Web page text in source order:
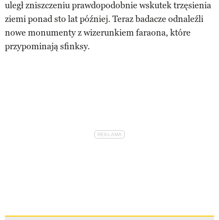
uległ zniszczeniu prawdopodobnie wskutek trzęsienia
ziemi ponad sto lat później. Teraz badacze odnaleźli
nowe monumenty z wizerunkiem faraona, które
przypominają sfinksy.